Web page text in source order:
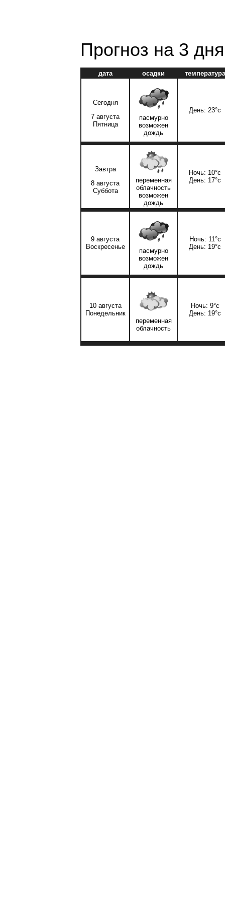
Прогноз на 3 дня
дата осадки температура
Сегодня
7 августа
Пятница
пасмурно
возможен
дождь
День: 23°c
Завтра
8 августа
Суббота
переменная
облачность
возможен
дождь
Ночь: 10°c
День: 17°c
9 августа
Воскресенье
пасмурно
возможен
дождь
Ночь: 11°c
День: 19°c
10 августа
Понедельник
переменная
облачность
Ночь: 9°c
День: 19°c